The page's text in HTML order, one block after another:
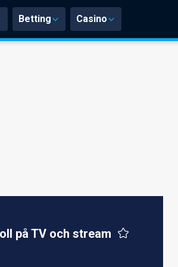
Betting Casino
på TV och stream